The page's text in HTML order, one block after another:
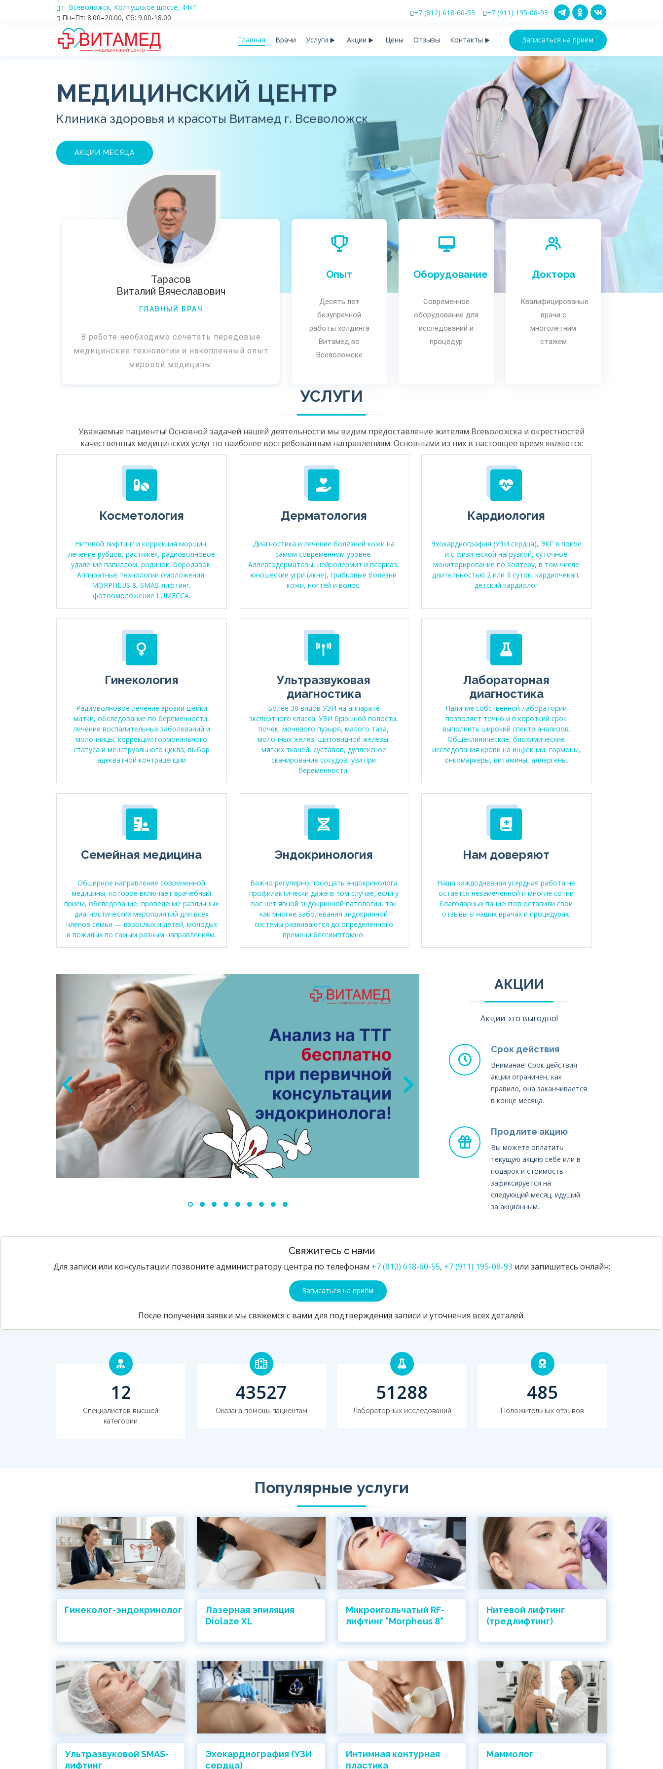
г. Всеволожск, Колтушское шоссе, 44к1
Пн–Пт: 8.00–20.00, Сб: 9.00-18.00
+7 (812) 618-60-55 +7 (911) 195-08-93
Главная Врачи Услуги Акции Цены Отзывы Контакты Записаться на приём
МЕДИЦИНСКИЙ ЦЕНТР
Клиника здоровья и красоты Витамед г. Всеволожск
АКЦИИ МЕСЯЦА
Тарасов
Виталий Вячеславович
ГЛАВНЫЙ ВРАЧ
В работе необходимо сочетать передовые
медицинские технологии и накопленный опыт
мировой медицины.
Опыт
Десять лет
безупречной
работы холдинга
Витамед во
Всеволожске
Оборудование
Современное
оборудование для
исследований и
процедур
Доктора
Квалифицированые
врачи с
многолетним
стажем
УСЛУГИ
Уважаемые пациенты! Основной задачей нашей деятельности мы видим предоставление жителям Всеволожска и окрестностей
качественных медицинских услуг по наиболее востребованным направлениям. Основными из них в настоящее время являются:
Косметология
Нитевой лифтинг и коррекция морщин,
лечение рубцов, растяжек, радиоволновое
удаление папиллом, родинок, бородавок.
Аппаратные технологии омоложения:
MORPHEUS 8, SMAS-лифтинг,
фотоомоложение LUMECCA.
Дерматология
Диагностика и лечение болезней кожи на
самом современном уровне.
Аллергодерматозы, нейродермит и псориаз,
юношеские угри (акне), грибковые болезни
кожи, ногтей и волос.
Кардиология
Эхокардиография (УЗИ сердца), ЭКГ в покое
и с физической нагрузкой, суточное
мониторирование по Холтеру, в том числе
длительностью 2 или 3 суток, кардиочекап,
детский кардиолог
Гинекология
Радиоволновое лечение эрозии шейки
матки, обследование по беременности,
лечение воспалительных заболеваний и
молочницы, коррекция гормонального
статуса и менструального цикла, выбор
адекватной контрацепции
Ультразвуковая
диагностика
Более 30 видов УЗИ на аппарате
экспертного класса. УЗИ брюшной полости,
почек, мочевого пузыря, малого таза,
молочных желез, щитовидной железы,
мягких тканей, суставов, дуплексное
сканирование сосудов, узи при
беременности.
Лабораторная
диагностика
Наличие собственной лаборатории
позволяет точно и в короткий срок
выполнить широкий спектр анализов.
Общеклинические, биохимические
исследования крови на инфекции, гормоны,
онкомаркеры, витамины, аллергены.
Семейная медицина
Обширное направление современной
медицины, которое включает врачебный
прием, обследование, проведение различных
диагностических мероприятий для всех
членов семьи — взрослых и детей, молодых
и пожилых по самым разным направлениям.
Эндокринология
Важно регулярно посещать эндокринолога
профилактически даже в том случае, если у
вас нет явной эндокринной патологии, так
как многие заболевания эндокринной
системы развиваются до определенного
времени бессимптомно.
Нам доверяют
Наша каждодневная усердная работа не
остаётся незамеченной и многие сотни
благодарных пациентов оставили свои
отзывы о наших врачах и процедурах.
АКЦИИ
Акции это выгодно!
Срок действия
Внимание! Срок действия
акции ограничен, как
правило, она заканчивается
в конце месяца.
Продлите акцию
Вы можете оплатить
текущую акцию себе или в
подарок и стоимость
зафиксируется на
следующий месяц, идущий
за акционным.
Свяжитесь с нами
Для записи или консультации позвоните администратору центра по телефонам +7 (812) 618-60-55, +7 (911) 195-08-93 или запишитесь онлайн:
Записаться на приём
После получения заявки мы свяжемся с вами для подтверждения записи и уточнения всех деталей.
16
Специалистов высшей
категории
61305
Оказана помощь пациентам
74330
Лабораторных исследований
703
Положительных отзывов
Популярные услуги
Гинеколог-эндокринолог
Лазерная эпиляция
Diolaze XL
Микроигольчатый RF-
лифтинг "Morpheus 8"
Нитевой лифтинг
(тредлифтинг)
Ультразвуковой SMAS-
лифтинг
Эхокардиография (УЗИ
сердца)
Интимная контурная
пластика
Маммолог